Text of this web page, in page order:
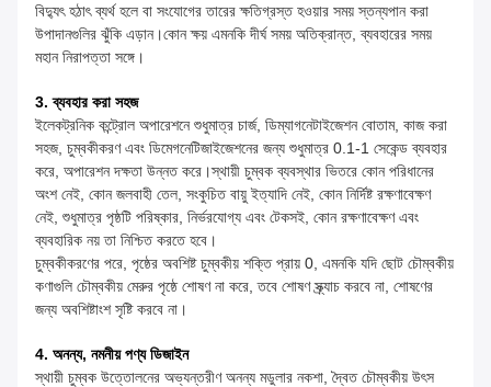
বিদ্যুৎ হঠাৎ ব্যর্থ হলে বা সংযোগের তারের ক্ষতিগ্রস্ত হওয়ার সময় স্তন্যপান করা
উপাদানগুলির ঝুঁকি এড়ান।কোন ক্ষয় এমনকি দীর্ঘ সময় অতিক্রান্ত, ব্যবহারের সময়
মহান নিরাপত্তা সঙ্গে।
3. ব্যবহার করা সহজ
ইলেকট্রনিক কন্ট্রোল অপারেশনে শুধুমাত্র চার্জ, ডিম্যাগনেটাইজেশন বোতাম, কাজ করা
সহজ, চুম্বকীকরণ এবং ডিমেগনেটিজাইজেশনের জন্য শুধুমাত্র 0.1-1 সেকেন্ড ব্যবহার
করে, অপারেশন দক্ষতা উন্নত করে।স্থায়ী চুম্বক ব্যবস্থার ভিতরে কোন পরিধানের
অংশ নেই, কোন জলবাহী তেল, সংকুচিত বায়ু ইত্যাদি নেই, কোন নির্দিষ্ট রক্ষণাবেক্ষণ
নেই, শুধুমাত্র পৃষ্ঠটি পরিষ্কার, নির্ভরযোগ্য এবং টেকসই, কোন রক্ষণাবেক্ষণ এবং
ব্যবহারিক নয় তা নিশ্চিত করতে হবে।
চুম্বকীকরণের পরে, পৃষ্ঠের অবশিষ্ট চুম্বকীয় শক্তি প্রায় 0, এমনকি যদি ছোট চৌম্বকীয়
কণাগুলি চৌম্বকীয় মেরুর পৃষ্ঠে শোষণ না করে, তবে শোষণ স্ক্র্যাচ করবে না, শোষণের
জন্য অবশিষ্টাংশ সৃষ্টি করবে না।
4. অনন্য, নমনীয় পণ্য ডিজাইন
স্থায়ী চুম্বক উত্তোলনের অভ্যন্তরীণ অনন্য মডুলার নকশা, দ্বৈত চৌম্বকীয় উৎস